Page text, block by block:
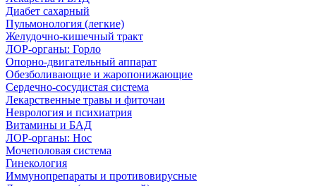
Диабет сахарный
Пульмонология (легкие)
Желудочно-кишечный тракт
ЛОР-органы: Горло
Опорно-двигательный аппарат
Обезболивающие и жаропонижающие
Сердечно-сосудистая система
Лекарственные травы и фиточаи
Неврология и психиатрия
Витамины и БАД
ЛОР-органы: Нос
Мочеполовая система
Гинекология
Иммунопрепараты и противовирусные